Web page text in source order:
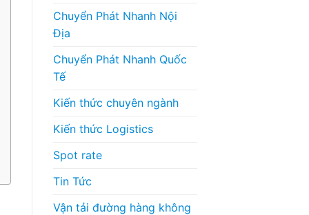
Chuyển Phát Nhanh Nội
Địa
Chuyển Phát Nhanh Quốc
Tế
Kiến thức chuyên ngành
Kiến thức Logistics
Spot rate
Tin Tức
Vận tải đường hàng không